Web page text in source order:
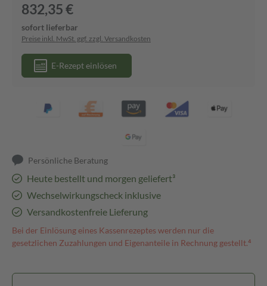
832,35 €
sofort lieferbar
Preise inkl. MwSt. ggf. zzgl. Versandkosten
E-Rezept einlösen
Persönliche Beratung
Heute bestellt und morgen geliefert³
Wechselwirkungscheck inklusive
Versandkostenfreie Lieferung
Bei der Einlösung eines Kassenrezeptes werden nur die
gesetzlichen Zuzahlungen und Eigenanteile in Rechnung gestellt.⁴